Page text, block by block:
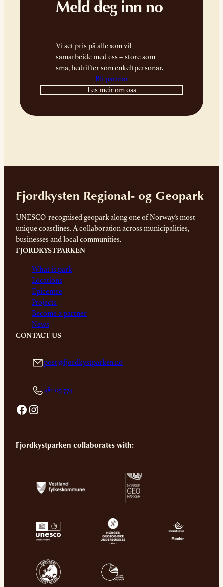
Meld deg inn no
Vi set pris på alle som vil
samarbeide med oss – store som
små, bedrifter som enkeltpersonar.
Bli partnar
Les meir om oss
Fjordkysten Regional- og Geopark
UNESCO-recognised geopark along one of Norway’s most
unique coastlines. A collaboration across municipalities,
businesses and local communities.
FJORDKYSTPARKEN
What is park
Locations
Epicentre
Projects
Become a partner
News
CONTACT US
post@fjordkystparken.no
481 05 774
Facebook Instagram
Fjordkystparken collaborates with: